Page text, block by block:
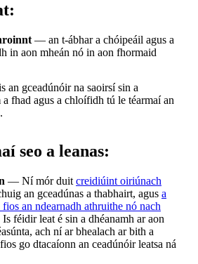
— an t-ábhar a chóipeáil agus a
in aon mheán nó in aon fhormaid
an gceadúnóir na saoirsí sin a
fhad agus a chloífidh tú le téarmaí an
seo a leanas:
— Ní mór duit creidiúint oiriúnach
an gceadúnas a thabhairt, agus a
an ndearnadh athruithe nó nach
Is féidir leat é sin a dhéanamh ar aon
ach ní ar bhealach ar bith a
go dtacaíonn an ceadúnóir leatsa ná